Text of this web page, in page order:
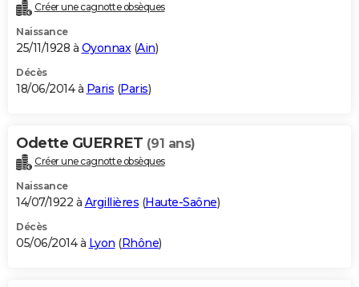
Créer une cagnotte obsèques
Naissance
25/11/1928 à Oyonnax(Ain)
Décès
18/06/2014 à Paris (Paris)
Odette GUERRET (91 ans)
Créer une cagnotte obsèques
Naissance
14/07/1922 à Argillières (Haute-Saône)
Décès
05/06/2014 à Lyon (Rhône)